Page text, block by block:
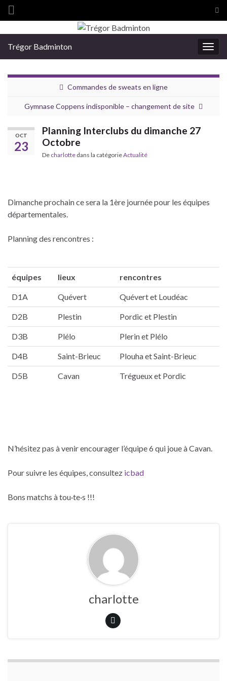
Search for:
Trégor Badminton
Commandes de sweats en ligne
Gymnase Coppens indisponible – changement de site
OCT
23
Planning Interclubs du dimanche 27
Octobre
De charlotte dans la catégorieActualité
Dimanche prochain ce sera la 1ère journée pour les équipes
départementales.
Planning des rencontres :
équipes lieux rencontres
D1A Quévert Quévert et Loudéac
D2B Plestin Pordic et Plestin
D3B Plélo Plerin et Plélo
D4B Saint-Brieuc Plouha et Saint-Brieuc
D5B Cavan Trégueux et Pordic
N’hésitez pas à venir encourager l’équipe 6 qui joue à Cavan.
Pour suivre les équipes, consultez icbad
Bons matchs à tou·te·s !!!
charlotte